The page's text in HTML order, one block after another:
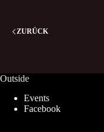
ZURÜCK
Outside
Events
Facebook